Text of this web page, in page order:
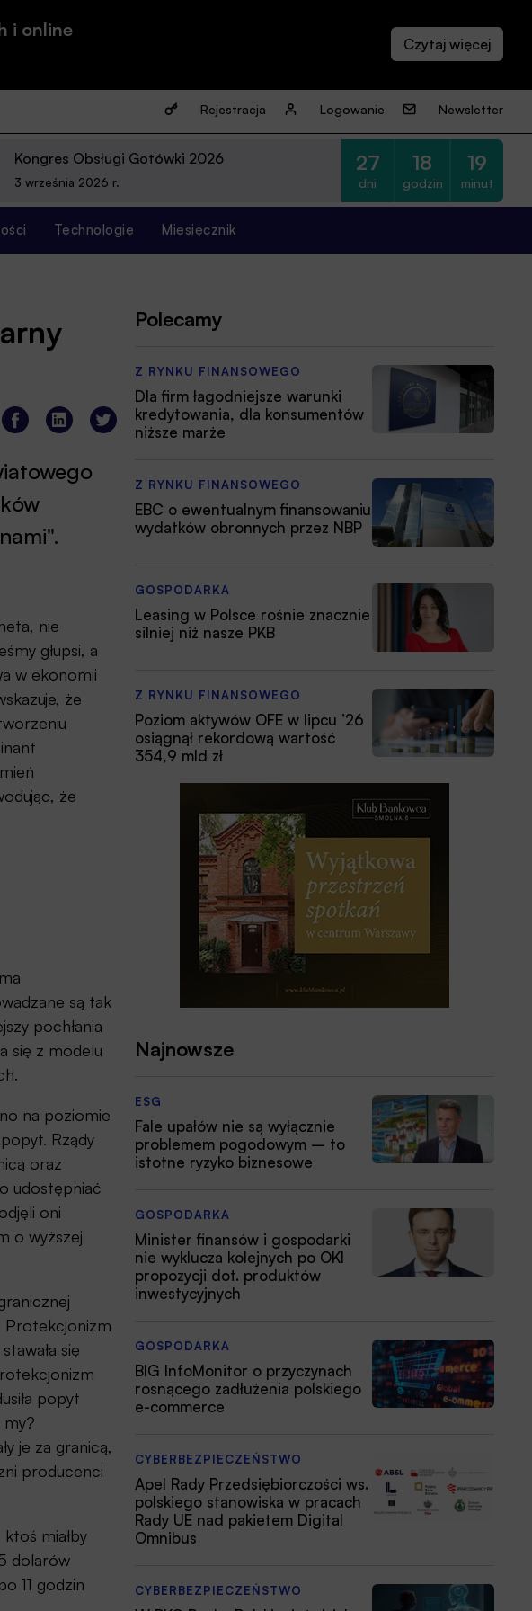
i online
Rejestracja Logowanie Newsletter
Kongres Obsługi Gotówki 2026
3 września 2026 r.
27
dni
18
godzin
19
minut
Technologie Miesięcznik
nie
głupsi, a
w ekonomii
że
że
są tak
pochłania
się z modelu
na poziomie
Rządy
oraz
udostępniać
oni
o wyższej
Protekcjonizm
się
popyt
je za granicą,
producenci
miałby
dolarów
11 godzin
Polecamy
Z RYNKU FINANSOWEGO
Dla firm łagodniejsze warunki
kredytowania, dla konsumentów
niższe marże
Z RYNKU FINANSOWEGO
EBC o ewentualnym finansowaniu
wydatków obronnych przez NBP
GOSPODARKA
Leasing w Polsce rośnie znacznie
silniej niż nasze PKB
Z RYNKU FINANSOWEGO
Poziom aktywów OFE w lipcu ’26
osiągnął rekordową wartość
354,9 mld zł
Najnowsze
ESG
Fale upałów nie są wyłącznie
problemem pogodowym – to
istotne ryzyko biznesowe
GOSPODARKA
Minister finansów i gospodarki
nie wyklucza kolejnych po OKI
propozycji dot. produktów
inwestycyjnych
GOSPODARKA
BIG InfoMonitor o przyczynach
rosnącego zadłużenia polskiego
e-commerce
CYBERBEZPIECZEŃSTWO
Apel Rady Przedsiębiorczości ws.
polskiego stanowiska w pracach
Rady UE nad pakietem Digital
Omnibus
CYBERBEZPIECZEŃSTWO